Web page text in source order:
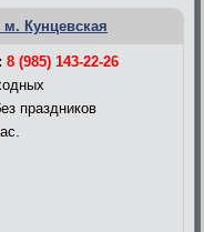
Кунцевская
8 (985) 143-22-26
праздников